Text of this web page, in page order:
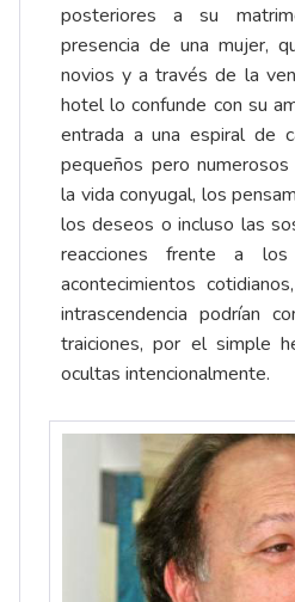
posteriores a su
presencia de una mujer,
novios y a través de la
hotel lo confunde con su
entrada a una espiral de
pequeños pero
la vida conyugal, los
los deseos o incluso las
reacciones frente a los
acontecimientos
intrascendencia podrían
traiciones, por el simple
ocultas intencionalmente.